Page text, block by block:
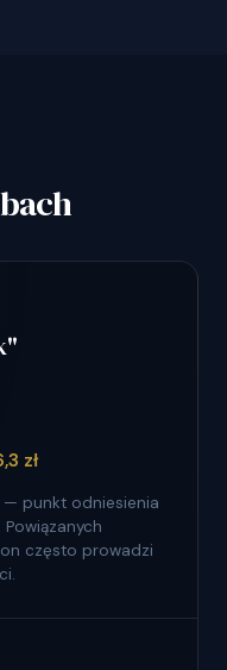
zł
— punkt odniesienia
często prowadzi